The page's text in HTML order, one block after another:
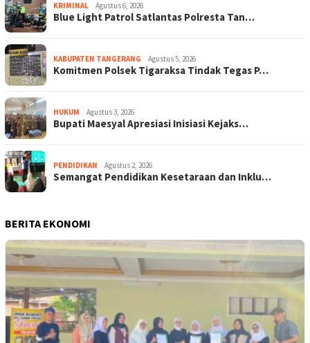
KRIMINAL Agustus 6, 2026
Blue Light Patrol Satlantas Polresta Tan…
KABUPATEN TANGERANG Agustus 5, 2026
Komitmen Polsek Tigaraksa Tindak Tegas P…
HUKUM Agustus 3, 2026
Bupati Maesyal Apresiasi Inisiasi Kejaks…
PENDIDIKAN Agustus 2, 2026
Semangat Pendidikan Kesetaraan dan Inklu…
BERITA EKONOMI